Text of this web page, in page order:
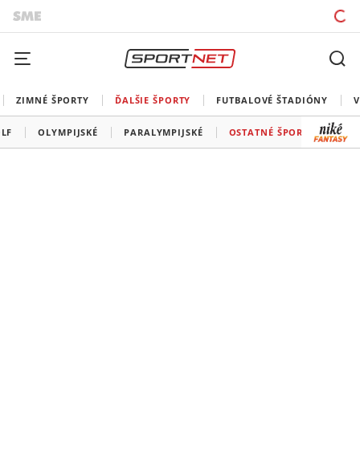
ZIMNÉ ŠPORTY ĎALŠIE ŠPORTY FUTBALOVÉ ŠTADIÓNY
OLYMPIJSKÉ PARALYMPIJSKÉ OSTATNÉ ŠPORTY